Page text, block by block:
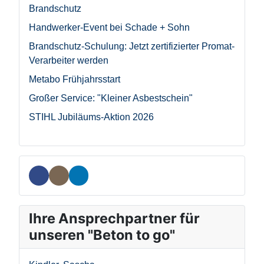
Brandschutz
Handwerker-Event bei Schade + Sohn
Brandschutz-Schulung: Jetzt zertifizierter Promat-
Verarbeiter werden
Metabo Frühjahrsstart
Großer Service: "Kleiner Asbestschein"
STIHL Jubiläums-Aktion 2026
Ihre Ansprechpartner für
unseren "Beton to go"